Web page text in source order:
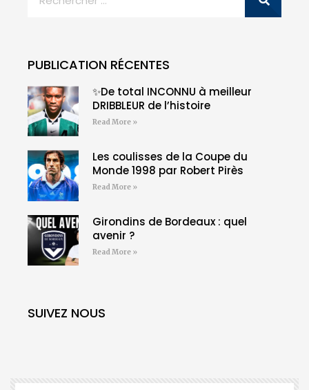
PUBLICATION RÉCENTES
✨De total INCONNU à meilleur
DRIBBLEUR de l’histoire
Read More »
Les coulisses de la Coupe du
Monde 1998 par Robert Pirès
Read More »
Girondins de Bordeaux : quel
avenir ?
Read More »
SUIVEZ NOUS